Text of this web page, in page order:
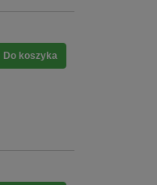
Do koszyka